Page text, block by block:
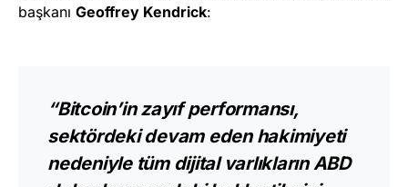
başkanı Geoffrey Kendrick:
“Bitcoin’in zayıf performansı,
sektördeki devam eden hakimiyeti
nedeniyle tüm dijital varlıkların ABD